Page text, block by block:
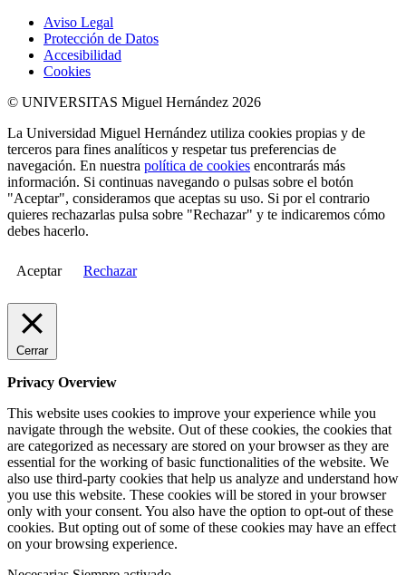
Aviso Legal
Protección de Datos
Accesibilidad
Cookies
© UNIVERSITAS Miguel Hernández 2026
La Universidad Miguel Hernández utiliza cookies propias y de
terceros para fines analíticos y respetar tus preferencias de
navegación. En nuestra política de cookies encontrarás más
información. Si continuas navegando o pulsas sobre el botón
"Aceptar", consideramos que aceptas su uso. Si por el contrario
quieres rechazarlas pulsa sobre "Rechazar" y te indicaremos cómo
debes hacerlo.
Aceptar Rechazar
Cerrar
Privacy Overview
This website uses cookies to improve your experience while you
navigate through the website. Out of these cookies, the cookies that
are categorized as necessary are stored on your browser as they are
essential for the working of basic functionalities of the website. We
also use third-party cookies that help us analyze and understand how
you use this website. These cookies will be stored in your browser
only with your consent. You also have the option to opt-out of these
cookies. But opting out of some of these cookies may have an effect
on your browsing experience.